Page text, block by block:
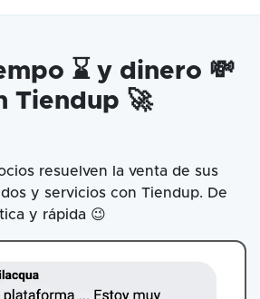
⌛ y dinero 💸
Tiendup 🚀
resuelven la venta de sus
y servicios con Tiendup. De
y rápida 😉